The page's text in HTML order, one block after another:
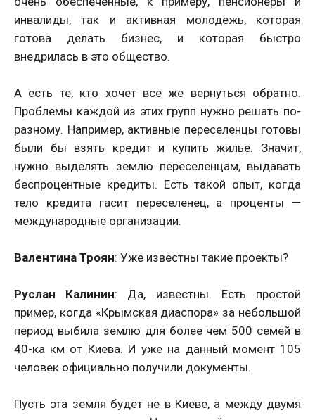
инвалиды, так и активная молодежь, которая
готова делать бизнес, и которая быстро
внедрилась в это общество.
А есть те, кто хочет все же вернуться обратно.
Проблемы каждой из этих групп нужно решать по-
разному. Например, активные переселенцы готовы
были бы взять кредит и купить жилье. Значит,
нужно выделять землю переселенцам, выдавать
беспроцентные кредиты. Есть такой опыт, когда
тело кредита гасит переселенец, а проценты —
международные организации.
Валентина Троян: Уже известны такие проекты?
Руслан Калинин: Да, известны. Есть простой
пример, когда «Крымская диаспора» за небольшой
период выбила землю для более чем 500 семей в
40-ка км от Киева. И уже на данный момент 105
человек официально получили документы.
Пусть эта земля будет не в Киеве, а между двумя